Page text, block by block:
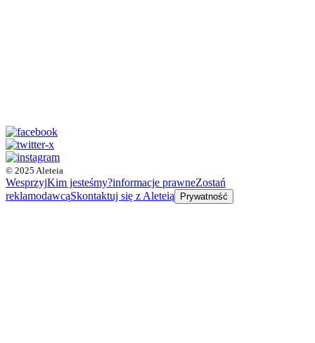
© 2025 Aleteia
WesprzyjKim jesteśmy?informacje prawneZostań
reklamodawcąSkontaktuj się z Aleteią Prywatność